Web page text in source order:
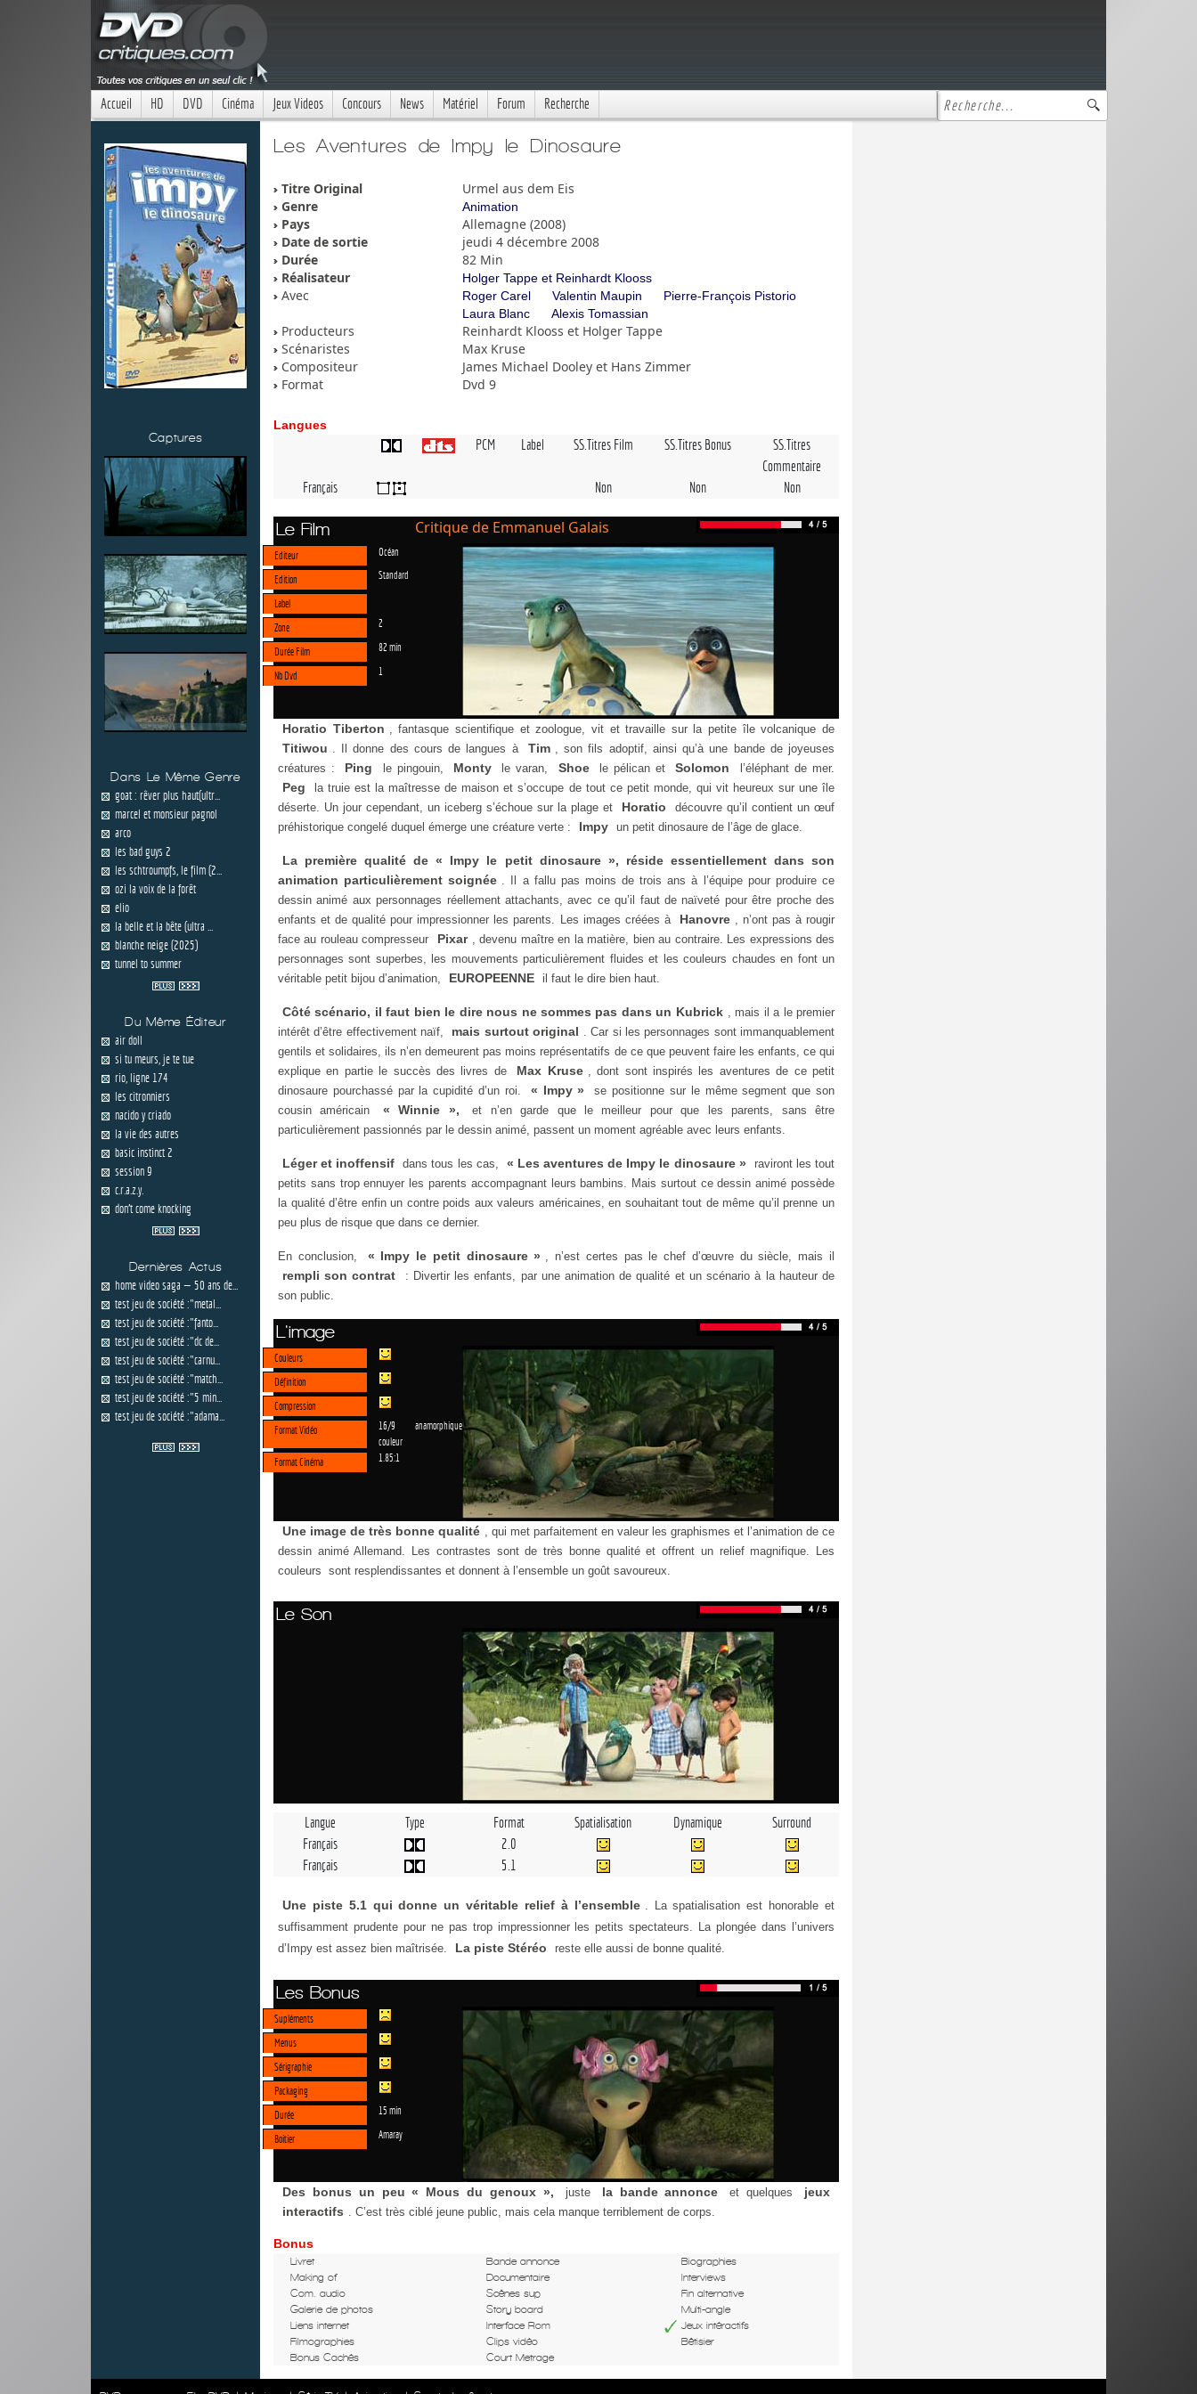
Accueil HD DVD Cinéma Jeux Videos Concours News Matériel Forum Recherche
Captures
Dans Le Même Genre
goat : rêver plus haut(ultr...
marcel et monsieur pagnol
arco
les bad guys 2
les schtroumpfs, le film (2...
ozi la voix de la forêt
elio
la belle et la bête (ultra ...
blanche neige (2025)
tunnel to summer
Du Même Éditeur
air doll
si tu meurs, je te tue
rio, ligne 174
les citronniers
nacido y criado
la vie des autres
basic instinct 2
session 9
c.r.a.z.y.
don't come knocking
Dernières Actus
home video saga — 50 ans de...
test jeu de société :"metal...
test jeu de société :"fanto...
test jeu de société :"dc de...
test jeu de société :"carnu...
test jeu de société :"match...
test jeu de société :"5 min...
test jeu de société :"adama...
Les Aventures de Impy le Dinosaure
Titre Original
Urmel aus dem Eis
Genre
Animation
Pays
Allemagne (2008)
Date de sortie
jeudi 4 décembre 2008
Durée
82 Min
Réalisateur
Holger Tappe et Reinhardt Klooss
Avec Roger Carel Valentin Maupin
Pierre-François Pistorio
Laura Blanc
Alexis Tomassian
Producteurs
Reinhardt Klooss et Holger Tappe
Scénaristes
Max Kruse
Compositeur
James Michael Dooley et Hans Zimmer
Format
Dvd 9
Langues
PCM Label SS.Titres Film SS.Titres Bonus
SS.Titres
Commentaire
Français
Non Non Non
Le Film Critique de Emmanuel Galais
Editeur Océan
Edition Standard
Label
Zone
2
Durée Film 82 min
Nb Dvd 1
Horatio Tiberton , fantasque scientifique et zoologue, vit et travaille sur la petite île volcanique de
Titiwou . Il donne des cours de langues à Tim
, son fils adoptif, ainsi qu’à une bande de joyeuses
créatures :
Ping le pingouin, Monty le varan, Shoe le pélican et Solomon l’éléphant de mer.
Peg
la truie est la maîtresse de maison et s’occupe de tout ce petit monde, qui vit heureux sur une île
déserte. Un jour cependant, un iceberg s’échoue sur la plage et
Horatio
découvre qu’il contient un œuf
préhistorique congelé duquel émerge une créature verte :
Impy un petit dinosaure de l’âge de glace.
La première qualité de « Impy le petit dinosaure », réside essentiellement dans son
animation particulièrement soignée
. Il a fallu pas moins de trois ans à l’équipe pour produire ce
dessin animé aux personnages réellement attachants, avec ce qu’il faut de naïveté pour être proche des
enfants et de qualité pour impressionner les parents. Les images créées à
Hanovre
, n’ont pas à rougir
face au rouleau compresseur
Pixar
, devenu maître en la matière, bien au contraire. Les expressions des
personnages sont superbes, les mouvements particulièrement fluides et les couleurs chaudes en font un
véritable petit bijou d’animation,
EUROPEENNE il faut le dire bien haut.
Côté scénario, il faut bien le dire nous ne sommes pas dans un Kubrick
, mais il a le premier
intérêt d’être effectivement naïf,
mais surtout original
. Car si les personnages sont immanquablement
gentils et solidaires, ils n’en demeurent pas moins représentatifs de ce que peuvent faire les enfants, ce qui
explique en partie le succès des livres de
Max Kruse
, dont sont inspirés les aventures de ce petit
dinosaure pourchassé par la cupidité d’un roi.
« Impy »
se positionne sur le même segment que son
cousin américain
« Winnie »,
et n’en garde que le meilleur pour que les parents, sans être
particulièrement passionnés par le dessin animé, passent un moment agréable avec leurs enfants.
Léger et inoffensif dans tous les cas, « Les aventures de Impy le dinosaure »
raviront les tout
petits sans trop ennuyer les parents accompagnant leurs bambins. Mais surtout ce dessin animé possède
la qualité d’être enfin un contre poids aux valeurs américaines, en souhaitant tout de même qu’il prenne un
peu plus de risque que dans ce dernier.
En conclusion, « Impy le petit dinosaure » , n’est certes pas le chef d’œuvre du siècle, mais il
rempli son contrat
: Divertir les enfants, par une animation de qualité et un scénario à la hauteur de
son public.
L'image
Couleurs
Définition
Compression
Format Vidéo
16/9 anamorphique
couleur
Format Cinéma
1.85:1
Une image de très bonne qualité
, qui met parfaitement en valeur les graphismes et l’animation de ce
dessin animé Allemand. Les contrastes sont de très bonne qualité et offrent un relief magnifique. Les
couleurs sont resplendissantes et donnent à l’ensemble un goût savoureux.
Le Son
Langue Type Format Spatialisation Dynamique
Surround
Français
2.0
Français
5.1
Une piste 5.1 qui donne un véritable relief à l’ensemble
. La spatialisation est honorable et
suffisamment prudente pour ne pas trop impressionner les petits spectateurs. La plongée dans l’univers
d’Impy est assez bien maîtrisée.
La piste Stéréo reste elle aussi de bonne qualité.
Les Bonus
Supléments
Menus
Sérigraphie
Packaging
Durée
15 min
Boitier Amaray
Des bonus un peu « Mous du genoux », juste la bande annonce et quelques
jeux
interactifs
. C’est très ciblé jeune public, mais cela manque terriblement de corps.
Bonus
Livret Bande annonce
Biographies
Making of
Documentaire
Interviews
Com. audio
Scènes sup
Fin alternative
Galerie de photos
Story board
Multi-angle
Liens internet
Interface Rom
Jeux intéractifs
Filmographies
Clips vidéo
Bêtisier
Bonus Cachés
Court Metrage